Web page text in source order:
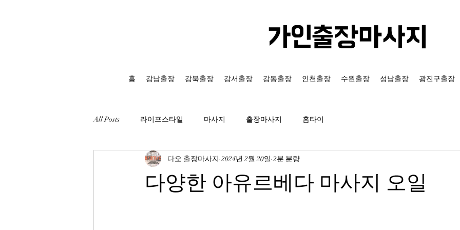
가인출장마사지
홈 강남출장 강북출장 강서출장 강동출장 인천출장 수원출장 성남출장 광진구출장
All Posts 라이프스타일 마사지 출장마사지 홈타이
다양한 아유르베다 마사지 오일
다오 출장마사지 2024년 2월 20일 2분 분량